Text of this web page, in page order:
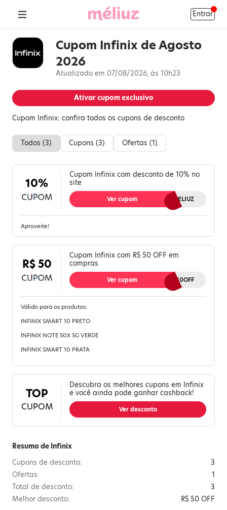
Entrar
Cupom Infinix de Agosto
2026
Atualizado em 07/08/2026, às 10h23
Ativar cupom exclusivo
Cupom Infinix: confira todos os cupons de desconto
Todos (3) Cupons (3) Ofertas (1)
10%
Cupom Infinix com desconto de 10% no
site
MELIUZ
Ver cupom
Aproveite!
R$ 50
Cupom Infinix com R$ 50 OFF em
compras
50OFF
Ver cupom
Válido para os produtos:
INFINIX SMART 10 PRETO
INFINIX NOTE 50X 5G VERDE
INFINIX SMART 10 PRATA
TOP
CUPOM
Descubra os melhores cupons em Infinix
e você ainda pode ganhar cashback!
Ver desconto
Resumo de Infinix
Cupons de desconto:
3
Ofertas:
1
Total de desconto:
3
Melhor desconto:
R$ 50 OFF